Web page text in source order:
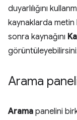
duyarlılığını
kaynaklarda metin
sonra kaynağını
Arama
Arama panelini